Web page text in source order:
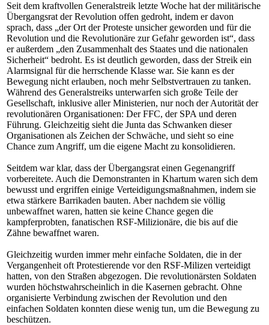
Seit dem kraftvollen Generalstreik letzte Woche hat der militärische
Übergangsrat der Revolution offen gedroht, indem er davon
sprach, dass „der Ort der Proteste unsicher geworden und für die
Revolution und die Revolutionäre zur Gefahr geworden ist“, dass
er außerdem „den Zusammenhalt des Staates und die nationalen
Sicherheit“ bedroht. Es ist deutlich geworden, dass der Streik ein
Alarmsignal für die herrschende Klasse war. Sie kann es der
Bewegung nicht erlauben, noch mehr Selbstvertrauen zu tanken.
Während des Generalstreiks unterwarfen sich große Teile der
Gesellschaft, inklusive aller Ministerien, nur noch der Autorität der
revolutionären Organisationen: Der FFC, der SPA und deren
Führung. Gleichzeitig sieht die Junta das Schwanken dieser
Organisationen als Zeichen der Schwäche, und sieht so eine
Chance zum Angriff, um die eigene Macht zu konsolidieren.
Seitdem war klar, dass der Übergangsrat einen Gegenangriff
vorbereitete. Auch die Demonstranten in Khartum waren sich dem
bewusst und ergriffen einige Verteidigungsmaßnahmen, indem sie
etwa stärkere Barrikaden bauten. Aber nachdem sie völlig
unbewaffnet waren, hatten sie keine Chance gegen die
kampferprobten, fanatischen RSF-Milizionäre, die bis auf die
Zähne bewaffnet waren.
Gleichzeitig wurden immer mehr einfache Soldaten, die in der
Vergangenheit oft Protestierende vor den RSF-Milizen verteidigt
hatten, von den Straßen abgezogen. Die revolutionärsten Soldaten
wurden höchstwahrscheinlich in die Kasernen gebracht. Ohne
organisierte Verbindung zwischen der Revolution und den
einfachen Soldaten konnten diese wenig tun, um die Bewegung zu
beschützen.